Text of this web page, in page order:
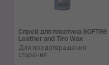
Спрей для пластика SOFT99
Leather and Tire Wax
Для предотвращения
старения